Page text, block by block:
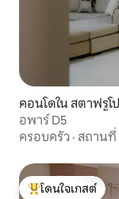
คอนโดใน สตาฟรูโ
อพาร์ D5
ครอบครัว · สถานที่
โดนใจเกสต์